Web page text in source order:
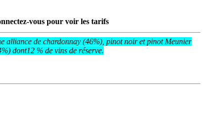
vous pour voir les tarifs
alliance de chardonnay (46%), pinot noir et pinot Meunier
dont12 % de vins de réserve.